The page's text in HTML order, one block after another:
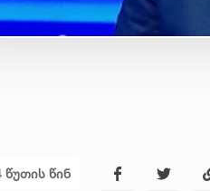
წუთის წინ